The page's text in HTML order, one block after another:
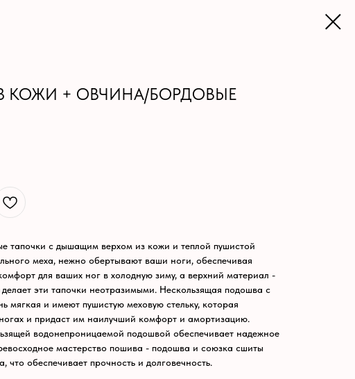
КОЖИ + ОВЧИНА/БОРДОВЫЕ
тапочки с дышащим верхом из кожи и теплой пушистой
меха, нежно обертывают ваши ноги, обеспечивая
для ваших ног в холодную зиму, а верхний материал -
эти тапочки неотразимыми. Нескользящая подошва с
мягкая и имеют пушистую меховую стельку, которая
и придаст им наилучший комфорт и амортизацию.
водонепроницаемой подошвой обеспечивает надежное
мастерство пошива - подошва и союзка сшиты
что обеспечивает прочность и долговечность.